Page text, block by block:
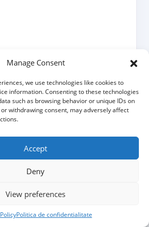
Manage Consent
we use technologies like cookies to
information. Consenting to these technologies
such as browsing behavior or unique IDs on
withdrawing consent, may adversely affect
Accept
Deny
View preferences
Politica de confidentialitate